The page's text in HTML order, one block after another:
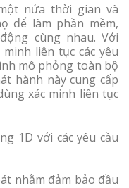
nửa thời gian và
để làm phần mềm,
cùng nhau. Với
liên tục các yêu
mô phỏng toàn bộ
hành này cung cấp
xác minh liên tục
1D với các yêu cầu
nhằm đảm bảo đầu